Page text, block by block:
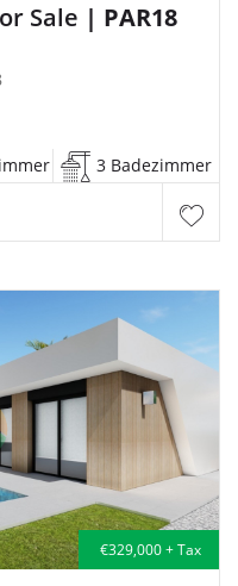
Sale | PAR18
3 Badezimmer
€329,000 + Tax